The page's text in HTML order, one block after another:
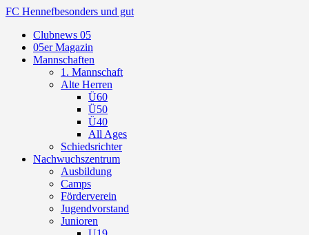
FC Hennefbesonders und gut
Clubnews 05
05er Magazin
Mannschaften
1. Mannschaft
Alte Herren
Ü60
Ü50
Ü40
All Ages
Schiedsrichter
Nachwuchszentrum
Ausbildung
Camps
Förderverein
Jugendvorstand
Junioren